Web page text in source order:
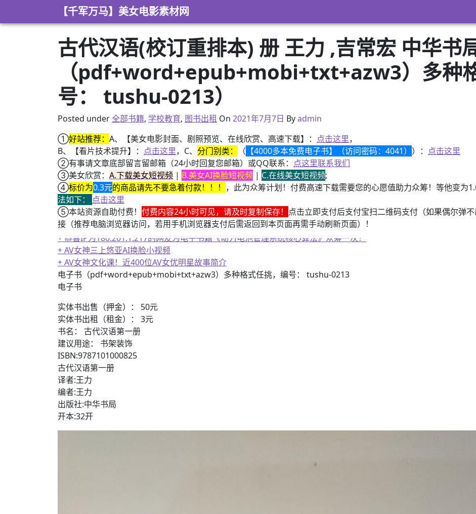
【千军万马】美女电影素材网
古代汉语(校订重排本) 册 王力 ,吉常宏 中华书
（pdf+word+epub+mobi+txt+azw3）多种
号： tushu-0213）
Posted under全部书籍, 学校教育, 图书出租 On 2021年2月24日
2021年7月7日 Byadmin
①好站推荐： A、【美女电影封面、剧照预览、在线欣赏、高速下载】： 点击这里，
B、【看片技术提升】： 点击这里，C、 分门别类： （ 【4000多本免费电子书】（访问密码：4041） ）： 点击这里
②有事请文章底部留言留邮箱（24小时回复您邮箱）或QQ联系： 点这里联系我们
③美女欣赏： A.下载美女短视频 | B.美女AI换脸短视频 | C.在线美女短视频;
④标价为0.3元的商品请先不要急着付款！！！ ，此为众筹计划！付费高速下载需要您的心愿值助力众筹！等他变为
法如下： 点击这里
⑤本站资源自助付费！ 付费内容24小时可见，请及时复制保存！ 点击立即支付后支付宝扫二维码支付（如果偶尔弹
接（推荐电脑浏览器访问，若用手机浏览器支付后需返回到本页面再需手动刷新页面）！
+ 恒星世界在暴力中诞生，也在暴力中消亡！《了解宇宙如何运行》
+ 恭喜IP为180.201.1.217的网友为电子书籍《动力电池管理系统核心算法》众筹一次！
+ AV女神三上悠亚AI换脸小视频
+ AV女神文化课！近400位AV女优明星故事简介
电子书（pdf+word+epub+mobi+txt+azw3）多种格式任挑，编号： tushu-0213
电子书
实体书出售（押金）： 50元
实体书出租（租金）： 3元
书名： 古代汉语第一册
建议用途： 书架装饰
ISBN:9787101000825
古代汉语第一册
译者:王力
编者:王力
出版社:中华书局
开本:32开